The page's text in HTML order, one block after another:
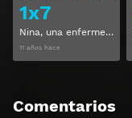
1x7
Nina, una enfermera diferente Temporada 1 Capitulo 7
11 años hace
Comentarios